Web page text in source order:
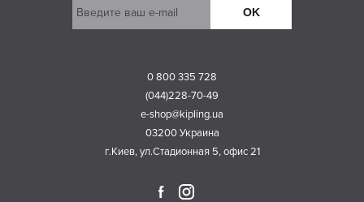
OK
0 800 335 728
(044)228-70-49
e-shop@kipling.ua
03200 Украина
г.Киев, ул.Стадионная 5, офис 21